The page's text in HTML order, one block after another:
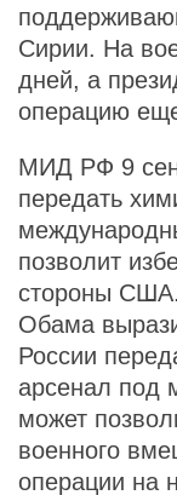
Сирии. На
дней, а
операцию
МИД РФ 9
передать
позволит
стороны
Обама
России
арсенал под
может
военного
операции на